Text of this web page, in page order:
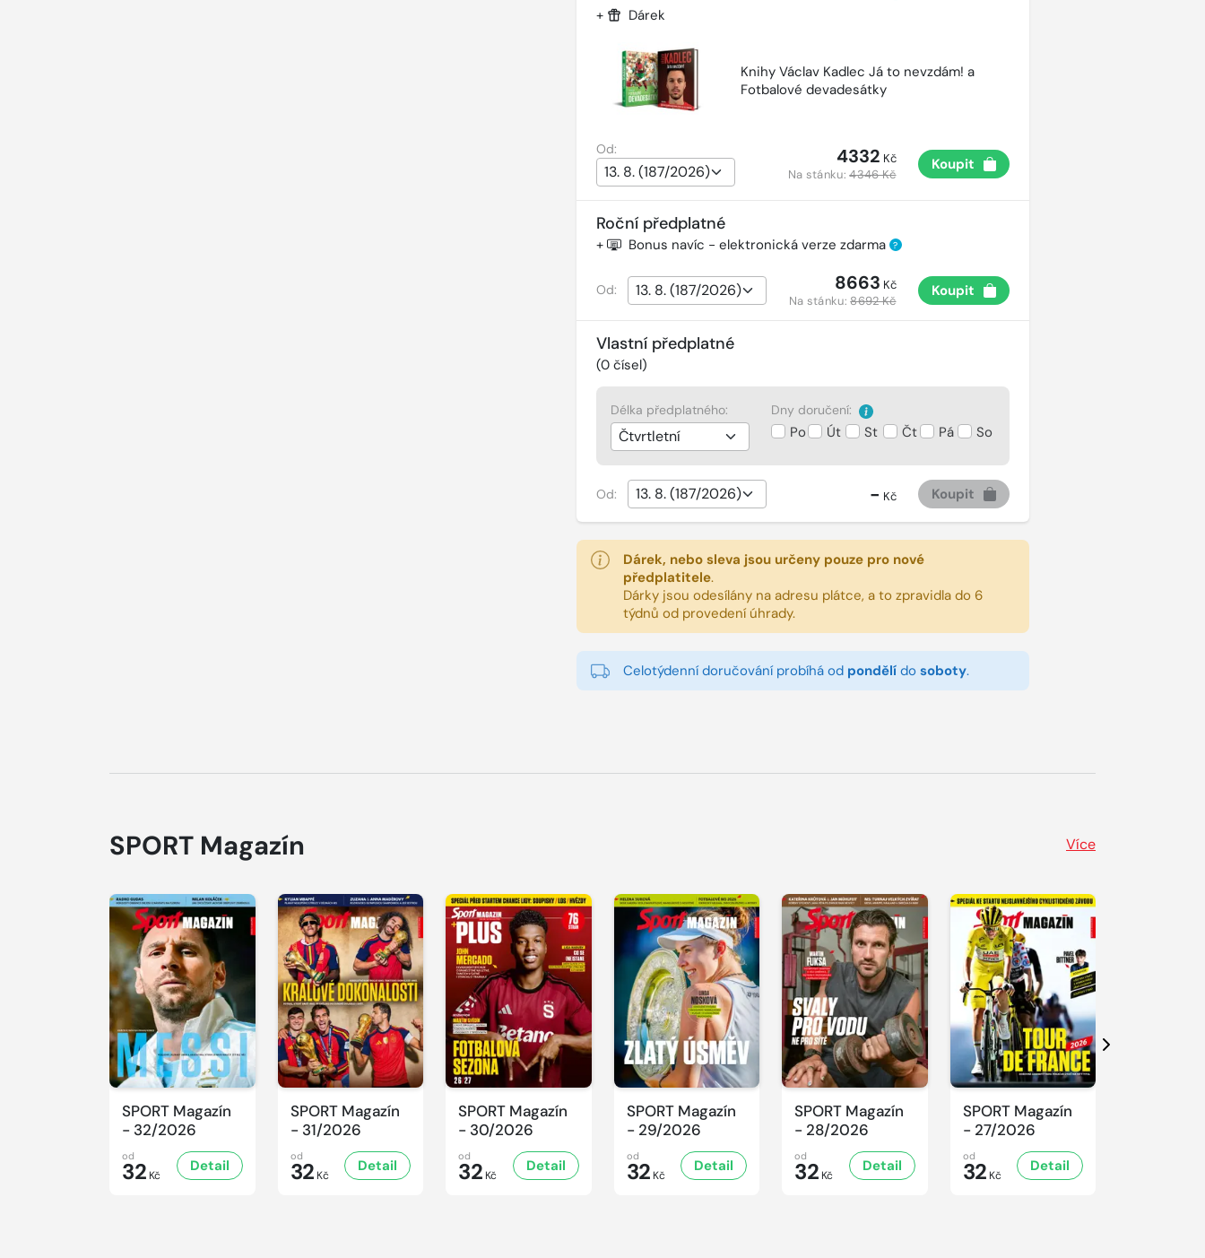
+ Dárek
Knihy Václav Kadlec Já to nevzdám! a
Fotbalové devadesátky
Od: 4332 Kč
Na stánku:4346 Kč
Koupit
Roční předplatné
+ Bonus navíc - elektronická verze zdarma ?
Od: 8663 Kč
Na stánku:8692 Kč
Koupit
Vlastní předplatné
(0čísel)
Délka předplatného: Dny doručení:
Po Út St Čt Pá So
Od: - Kč Koupit
Dárek, nebo sleva jsou určeny pouze pro nové
předplatitele.
Dárky jsou odesílány na adresu plátce, a to zpravidla do 6
týdnů od provedení úhrady.
Celotýdenní doručování probíhá od pondělído soboty.
SPORT Magazín Více
SPORT Magazín
- 32/2026
od
32 Kč
Detail
SPORT Magazín
- 31/2026
od
32 Kč
Detail
SPORT Magazín
- 30/2026
od
32 Kč
Detail
SPORT Magazín
- 29/2026
od
32 Kč
Detail
SPORT Magazín
- 28/2026
od
32 Kč
Detail
SPORT Magazín
- 27/2026
od
32 Kč
Detail
Další